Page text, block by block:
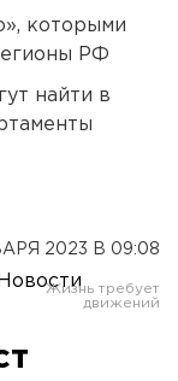
которыми
РФ
найти в
2023 В 09:08